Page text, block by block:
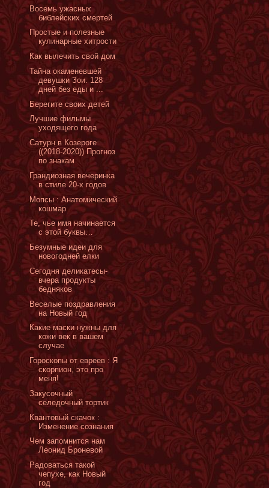
Восемь ужасных
библейских смертей
Простые и полезные
кулинарные хитрости
Как вылечить свой дом
Тайна окаменевшей
девушки Зои. 128
дней без еды и ...
Берегите своих детей
Лучшие фильмы
уходящего года
Сатурн в Козероге
((2018-2020)) Прогноз
по знакам
Грандиозная вечеринка
в стиле 20-х годов
Мопсы : Анатомический
кошмар
Те, чье имя начинается
с этой буквы…
Безумные идеи для
новогодней елки
Сегодня деликатесы-
вчера продукты
бедняков
Веселые поздравления
на Новый год
Какие маски нужны для
кожи век в вашем
случае
Гороскопы от евреев : Я
скорпион, это про
меня!
Закусочный
селедочный тортик
Квантовый скачок :
Изменение сознания
Чем запомнится нам
Леонид Броневой
Радоваться такой
чепухе, как Новый
год